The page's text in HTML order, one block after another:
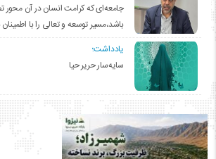
جامعه‌ای که کرامت انسان در آن
باشد،مسیر توسعه و تعالی را با
یادداشت؛
سایه‌سار حریر حیا